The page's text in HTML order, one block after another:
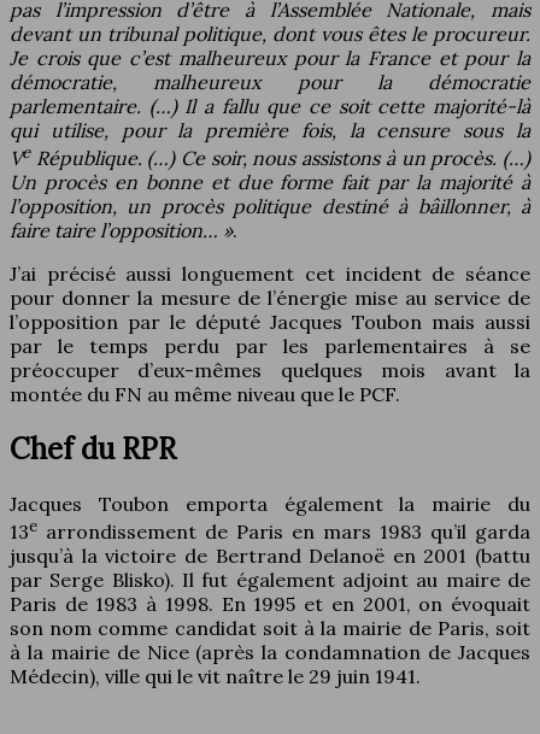
pas l’impression d’être à l’Assemblée Nationale, mais
devant un tribunal politique, dont vous êtes le procureur.
Je crois que c’est malheureux pour la France et pour la
démocratie, malheureux pour la démocratie
parlementaire. (…) Il a fallu que ce soit cette majorité-là
qui utilise, pour la première fois, la censure sous la
VeRépublique. (…) Ce soir, nous assistons à un procès. (…)
Un procès en bonne et due forme fait par la majorité à
l’opposition, un procès politique destiné à bâillonner, à
faire taire l’opposition… ».
J’ai précisé aussi longuement cet incident de séance
pour donner la mesure de l’énergie mise au service de
l’opposition par le député Jacques Toubon mais aussi
par le temps perdu par les parlementaires à se
préoccuper d’eux-mêmes quelques mois avant la
montée du FN au même niveau que le PCF.
Chef du RPR
Jacques Toubon emporta également la mairie du
13e arrondissement de Paris en mars 1983 qu’il garda
jusqu’à la victoire de Bertrand Delanoë en 2001 (battu
par Serge Blisko). Il fut également adjoint au maire de
Paris de 1983 à 1998. En 1995 et en 2001, on évoquait
son nom comme candidat soit à la mairie de Paris, soit
à la mairie de Nice (après la condamnation de Jacques
Médecin), ville qui le vit naître le 29 juin 1941.